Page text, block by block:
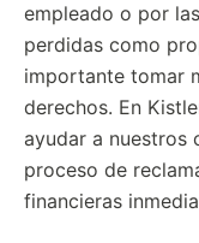
empleado o por
perdidas como
importante tomar
derechos. En
ayudar a nuestros
proceso de
financieras